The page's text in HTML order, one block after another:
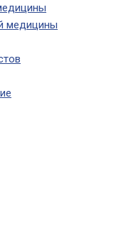
медицины